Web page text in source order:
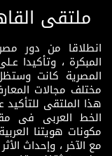
ملتقى
انطلاقا من دور
المبكرة ، وتأكيدا
المصرية كانت
مختلف مجالات
هذا الملتقى للتأكيد
الخط العربى فى
مكونات هويتنا
مع الآخر ، وإحداث